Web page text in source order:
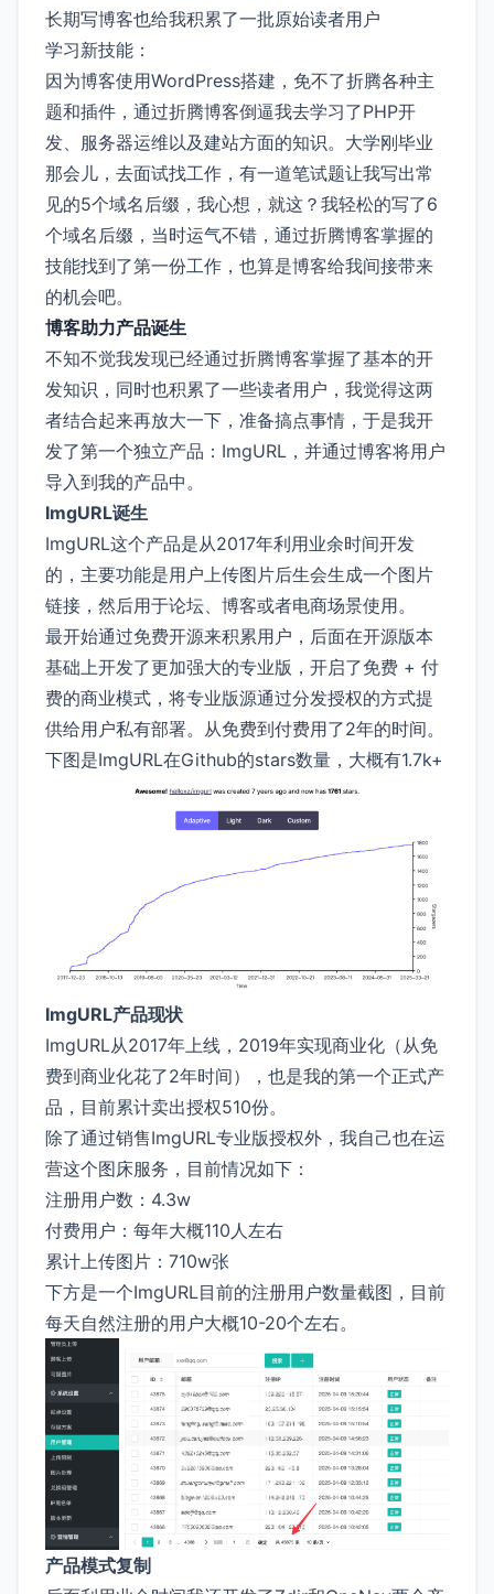
长期写博客也给我积累了一批原始读者用户
学习新技能：
因为博客使用WordPress搭建，免不了折腾各种主
题和插件，通过折腾博客倒逼我去学习了PHP开
发、服务器运维以及建站方面的知识。大学刚毕业
那会儿，去面试找工作，有一道笔试题让我写出常
见的5个域名后缀，我心想，就这？我轻松的写了6
个域名后缀，当时运气不错，通过折腾博客掌握的
技能找到了第一份工作，也算是博客给我间接带来
的机会吧。
博客助力产品诞生
不知不觉我发现已经通过折腾博客掌握了基本的开
发知识，同时也积累了一些读者用户，我觉得这两
者结合起来再放大一下，准备搞点事情，于是我开
发了第一个独立产品：ImgURL，并通过博客将用户
导入到我的产品中。
ImgURL诞生
ImgURL这个产品是从2017年利用业余时间开发
的，主要功能是用户上传图片后生会生成一个图片
链接，然后用于论坛、博客或者电商场景使用。
最开始通过免费开源来积累用户，后面在开源版本
基础上开发了更加强大的专业版，开启了免费 + 付
费的商业模式，将专业版源通过分发授权的方式提
供给用户私有部署。从免费到付费用了2年的时间。
下图是ImgURL在Github的stars数量，大概有1.7k+
ImgURL产品现状
ImgURL从2017年上线，2019年实现商业化（从免
费到商业化花了2年时间），也是我的第一个正式产
品，目前累计卖出授权510份。
除了通过销售ImgURL专业版授权外，我自己也在运
营这个图床服务，目前情况如下：
注册用户数：4.3w
付费用户：每年大概110人左右
累计上传图片：710w张
下方是一个ImgURL目前的注册用户数量截图，目前
每天自然注册的用户大概10-20个左右。
产品模式复制